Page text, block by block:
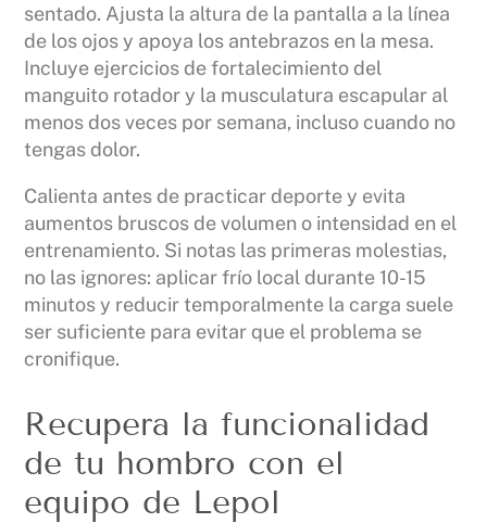
sentado. Ajusta la altura de la pantalla a la línea
de los ojos y apoya los antebrazos en la mesa.
Incluye ejercicios de fortalecimiento del
manguito rotador y la musculatura escapular al
menos dos veces por semana, incluso cuando no
tengas dolor.
Calienta antes de practicar deporte y evita
aumentos bruscos de volumen o intensidad en el
entrenamiento. Si notas las primeras molestias,
no las ignores: aplicar frío local durante 10-15
minutos y reducir temporalmente la carga suele
ser suficiente para evitar que el problema se
cronifique.
Recupera la funcionalidad
de tu hombro con el
equipo de Lepol